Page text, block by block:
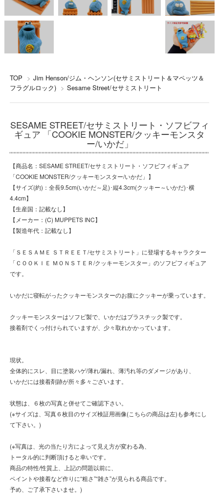
TOP > Jim Henson/ジム・ヘンソン(セサミストリート＆マペッツ＆
フラグルロック) > Sesame Street/セサミストリート
SESAME STREET/セサミストリート・ソフビフィ
ギュア 「COOKIE MONSTER/クッキーモンスタ
ー/いかだ」
【商品名：SESAME STREET/セサミストリート・ソフビフィギュア
「COOKIE MONSTER/クッキーモンスター/いかだ」】
【サイズ(約)：全長9.5cm(いかだ～足)･縦4.3cm(クッキー～いかだ)･横
4.4cm】
【生産国：記載なし】
【メーカー：(C) MUPPETS INC】
【製造年代：記載なし】
「ＳＥＳＡＭＥ ＳＴＲＥＥＴ/セサミストリート」に登場するキャラクター
「ＣＯＯＫＩＥ ＭＯＮＳＴＥＲ/クッキーモンスター」のソフビフィギュア
です。
いかだに寝転がったクッキーモンスターのお腹にクッキーが乗っています。
クッキーモンスターはソフビ製で、いかだはプラスチック製です。
接着剤でくっ付けられていますが、少々取れかかっています。
現状。
全体的にスレ、目に塗装ハゲ/薄れ/漏れ、薄汚れ等のダメージがあり、
いかだには接着剤跡が所々多々ございます。
状態は、６枚の写真と併せてご確認下さい。
(※サイズは、写真６枚目のサイズ検証用画像(こちらの商品は左)も参考にし
て下さい。)
(※写真は、光の当たり方によって見え方が変わる為、
トータル的に判断頂けると幸いです。
商品の特性/性質上、上記の問題以前に、
ペイントや接着など作りに“粗さ”“雑さ”が見られる商品です。
予め、ご了承下さいませ。)